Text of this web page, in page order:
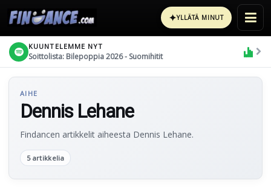
✦YLLÄTÄ MINUT
KUUNTELEMME NYT
Soittolista: Bilepoppia 2026 - Suomihitit
AIHE
Dennis Lehane
Findancen artikkelit aiheesta Dennis Lehane.
5 artikkelia